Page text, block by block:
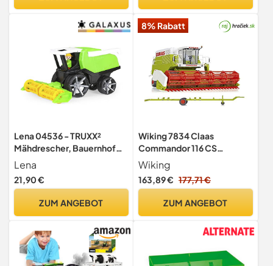
Lena 04536 - TRUXX²
Mähdrescher, Bauernhof
Fahrzeug ca. 37 cm,
Mähfahrzeug mit
beweglichem Kornrohr,
vollbeweglicher Spielfigur,
Spielfahrzeug grün
Lena
21,90 €
ZUM ANGEBOT
8% Rabatt
Wiking 7834 Claas
Commandor 116 CS
Mähdrescher, rot
Wiking
163,89 € 177,71 €
ZUM ANGEBOT